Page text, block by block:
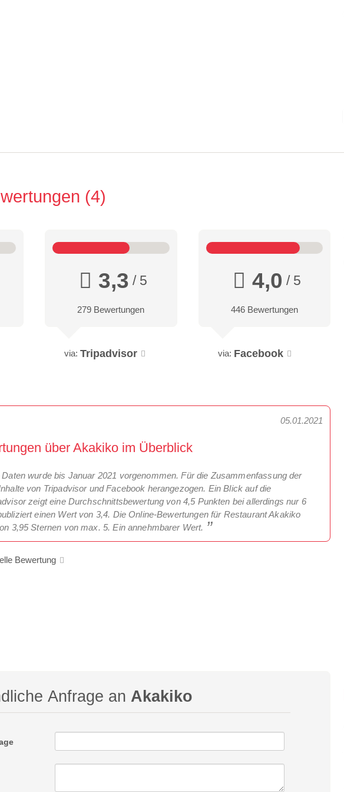
4
3,3 / 5
279 Bewertungen
via: Tripadvisor
4,0 / 5
446 Bewertungen
via: Facebook
05.01.2021
über Akakiko im Überblick
wurde bis Januar 2021 vorgenommen. Für die Zusammenfassung der
von Tripadvisor und Facebook herangezogen. Ein Blick auf die
zeigt eine Durchschnittsbewertung von 4,5 Punkten bei allerdings nur 6
einen Wert von 3,4. Die Online-Bewertungen für Restaurant Akakiko
3,95 Sternen von max. 5. Ein annehmbarer Wert.
Bewertung
Anfrage anAkakiko